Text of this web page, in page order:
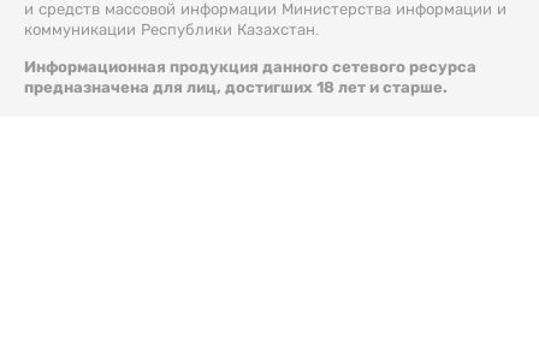
и средств массовой информации Министерства информации и
коммуникации Республики Казахстан.
Информационная продукция данного сетевого ресурса
предназначена для лиц, достигших 18 лет и старше.